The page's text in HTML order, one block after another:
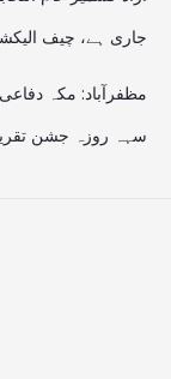
جاری ہے، چیف
مظفرآباد: مکہ
سہہ روزہ جشن